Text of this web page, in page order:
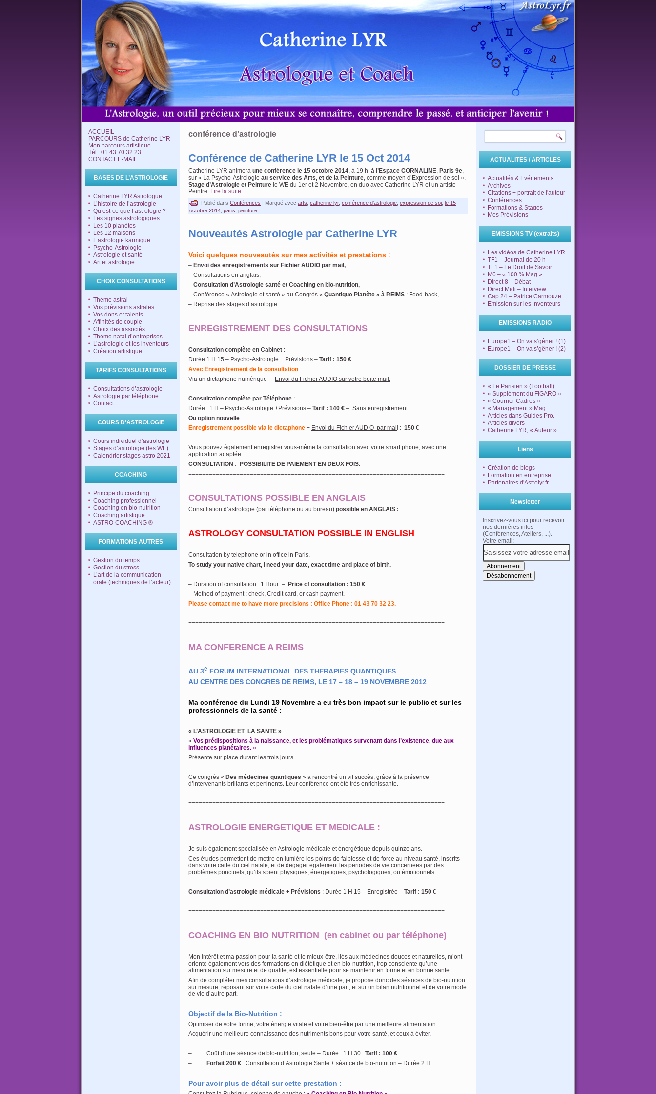
ACCUEIL
PARCOURS de Catherine LYR
Mon parcours artistique
Tél : 01 43 70 32 23
CONTACT E-MAIL
BASES DE L’ASTROLOGIE
Catherine LYR Astrologue
L’histoire de l’astrologie
Qu’est-ce que l’astrologie ?
Les signes astrologiques
Les 10 planètes
Les 12 maisons
L’astrologie karmique
Psycho-Astrologie
Astrologie et santé
Art et astrologie
CHOIX CONSULTATIONS
Thème astral
Vos prévisions astrales
Vos dons et talents
Affinités de couple
Choix des associés
Thème natal d’entreprises
L’astrologie et les inventeurs
Création artistique
TARIFS CONSULTATIONS
Consultations d’astrologie
Astrologie par téléphone
Contact
COURS D’ASTROLOGIE
Cours individuel d’astrologie
Stages d’astrologie (les WE)
Calendrier stages astro 2021
COACHING
Principe du coaching
Coaching professionnel
Coaching en bio-nutrition
Coaching artistique
ASTRO-COACHING ®
FORMATIONS AUTRES
Gestion du temps
Gestion du stress
L’art de la communication
orale (techniques de l’acteur)
conférence d’astrologie
Conférence de Catherine LYR le 15 Oct 2014
Catherine LYR animera une conférence le 15 octobre 2014, à 19 h, à l’Espace CORNALIN E, Paris 9e,
sur « La Psycho-Astrologie au service des Arts, et de la Peinture, comme moyen d’Expression de soi ».
Stage d’Astrologie et Peinture le WE du 1er et 2 Novembre, en duo avec Catherine LYR et un artiste
Peintre. Lire la suite
Publié dans Conférences | Marqué avec arts catherine lyr, conférence d'astrologie expression de soi le 15
octobre 2014 paris peinture
Nouveautés Astrologie par Catherine LYR
Voici quelques nouveautés sur mes activités et prestations :
– Envoi des enregistrements sur Fichier AUDIO par mail,
– Consultations en anglais,
– Consultation d’Astrologie santé et Coaching en bio-nutrition,
– Conférence « Astrologie et santé » au Congrès « Quantique Planète » à REIMS : Feed-back,
– Reprise des stages d’astrologie.
ENREGISTREMENT DES CONSULTATIONS
Consultation complète en Cabinet :
Durée 1 H 15 – Psycho-Astrologie + Prévisions – Tarif : 150 €
Avec Enregistrement de la consultation :
Via un dictaphone numérique + Envoi du Fichier AUDIO sur votre boite mail.
Consultation complète par Téléphone :
Durée : 1 H – Psycho-Astrologie +Prévisions – Tarif : 140 € – Sans enregistrement
Ou option nouvelle :
Enregistrement possible via le dictaphone + Envoi du Fichier AUDIO par mai l : 150 €
Vous pouvez également enregistrer vous-même la consultation avec votre smart phone, avec une
application adaptée.
CONSULTATION : POSSIBILITE DE PAIEMENT EN DEUX FOIS.
===========================================================================
CONSULTATIONS POSSIBLE EN ANGLAIS
Consultation d’astrologie (par téléphone ou au bureau) possible en ANGLAIS :
ASTROLOGY CONSULTATION POSSIBLE IN ENGLISH
Consultation by telephone or in office in Paris.
To study your native chart, I need your date, exact time and place of birth.
– Duration of consultation : 1 Hour – Price of consultation : 150 €
– Method of payment : check, Credit card, or cash payment.
Please contact me to have more precisions : Office Phone : 01 43 70 32 23.
===========================================================================
MA CONFERENCE A REIMS
AU 3e FORUM INTERNATIONAL DES THERAPIES QUANTIQUES
AU CENTRE DES CONGRES DE REIMS, LE 17 – 18 – 19 NOVEMBRE 2012
Ma conférence du Lundi 19 Novembre a eu très bon impact sur le public et sur les
professionnels de la santé :
« L’ASTROLOGIE ET LA SANTE »
« Vos prédispositions à la naissance, et les problématiques survenant dans l’existence, due aux
influences planétaires. »
Présente sur place durant les trois jours.
Ce congrès « Des médecines quantiques » a rencontré un vif succès, grâce à la présence
d’intervenants brillants et pertinents. Leur conférence ont été très enrichissante.
===========================================================================
ASTROLOGIE ENERGETIQUE ET MEDICALE :
Je suis également spécialisée en Astrologie médicale et énergétique depuis quinze ans.
Ces études permettent de mettre en lumière les points de faiblesse et de force au niveau santé, inscrits
dans votre carte du ciel natale, et de dégager également les périodes de vie concernées par des
problèmes ponctuels, qu’ils soient physiques, énergétiques, psychologiques, ou émotionnels.
Consultation d’astrologie médicale + Prévisions : Durée 1 H 15 – Enregistrée – Tarif : 150 €
===========================================================================
COACHING EN BIO NUTRITION (en cabinet ou par téléphone)
Mon intérêt et ma passion pour la santé et le mieux-être, liés aux médecines douces et naturelles, m’ont
orienté également vers des formations en diététique et en bio-nutrition, trop consciente qu’une
alimentation sur mesure et de qualité, est essentielle pour se maintenir en forme et en bonne santé.
Afin de compléter mes consultations d’astrologie médicale, je propose donc des séances de bio-nutrition
sur mesure, reposant sur votre carte du ciel natale d’une part, et sur un bilan nutritionnel et de votre mode
de vie d’autre part.
Objectif de la Bio-Nutrition :
Optimiser de votre forme, votre énergie vitale et votre bien-être par une meilleure alimentation.
Acquérir une meilleure connaissance des nutriments bons pour votre santé, et ceux à éviter.
– Coût d’une séance de bio-nutrition, seule – Durée : 1 H 30 : Tarif : 100 €
–
Forfait 200 € : Consultation d’Astrologie Santé + séance de bio-nutrition – Durée 2 H.
Pour avoir plus de détail sur cette prestation :
ACTUALITES / ARTICLES
Actualités & Evénements
Archives
Citations + portrait de l'auteur
Conférences
Formations & Stages
Mes Prévisions
EMISSIONS TV (extraits)
Les vidéos de Catherine LYR
TF1 – Journal de 20 h
TF1 – Le Droit de Savoir
M6 – « 100 % Mag »
Direct 8 – Débat
Direct Midi – Interview
Cap 24 – Patrice Carmouze
Emission sur les inventeurs
EMISSIONS RADIO
Europe1 – On va s’gêner ! (1)
Europe1 – On va s’gêner ! (2)
DOSSIER DE PRESSE
« Le Parisien » (Football)
« Supplément du FIGARO »
« Courrier Cadres »
« Management » Mag.
Articles dans Guides Pro.
Articles divers
Catherine LYR, « Auteur »
Liens
Création de blogs
Formation en entreprise
Partenaires d'Astrolyr.fr
Newsletter
Inscrivez-vous ici pour recevoir
nos dernières infos
(Conférences, Ateliers, ...).
Votre email: